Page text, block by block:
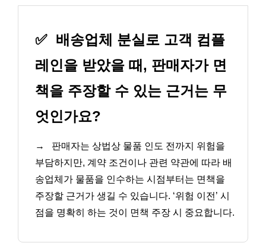
✅ 배송업체 분실로 고객 컴플
레인을 받았을 때, 판매자가 면
책을 주장할 수 있는 근거는 무
엇인가요?
→
판매자는 상법상 물품 인도 전까지 위험을
부담하지만, 계약 조건이나 관련 약관에 따라 배
송업체가 물품을 인수하는 시점부터는 면책을
주장할 근거가 생길 수 있습니다. ‘위험 이전’ 시
점을 명확히 하는 것이 면책 주장 시 중요합니다.